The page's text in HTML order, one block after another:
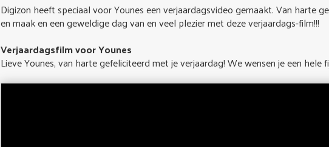
Digizon heeft speciaal voor Younes een verjaardagsvideo gemaakt. Van harte
en maak en een geweldige dag van en veel plezier met deze verjaardags-film!!!
Verjaardagsfilm voor Younes
Lieve Younes, van harte gefeliciteerd met je verjaardag! We wensen je een